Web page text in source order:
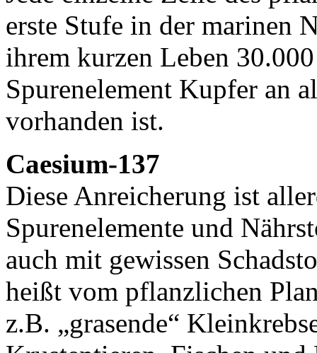
erste Stufe in der marinen
ihrem kurzen Leben
Spurenelement Kupfer an
vorhanden ist.
Caesium-137
Diese Anreicherung ist
Spurenelemente und
auch mit gewissen
heißt vom pflanzlichen
z.B. „grasende“